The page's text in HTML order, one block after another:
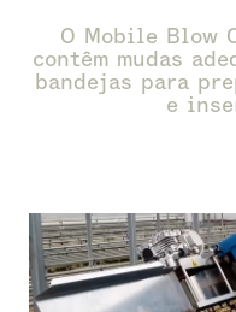
O Mobile Blow
contêm mudas
bandejas para
e